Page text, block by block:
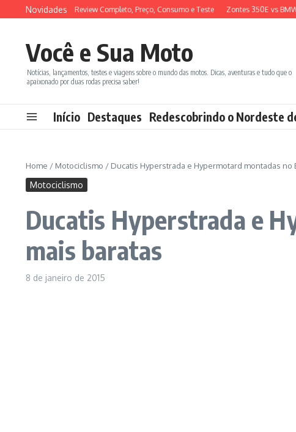
Ir para o conteúdo
Novidades
ADX 150 2026: Review Completo, Preço, Consumo e Teste Zontes 350E vs BMW
Você e Sua Moto
Notícias, lançamentos, testes e viagens sobre o mundo das motos. Dicas, aventuras e tudo que o
apaixonado por duas rodas precisa saber!
Início Destaques Redescobrindo o Nordeste
Home / Motociclismo / Ducatis Hyperstrada e Hypermotard montadas no
Motociclismo
Ducatis Hyperstrada e
mais baratas
8 de janeiro de 2015